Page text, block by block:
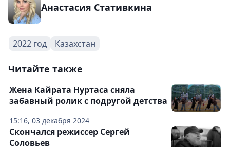
Анастасия Стативкина
2022 год Казахстан
Читайте также
15:16, 03 декабря 2024
Жена Кайрата Нуртаса сняла
забавный ролик с подругой детства
Скончался режиссер Сергей
Соловьев